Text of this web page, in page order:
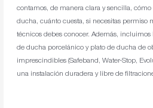
contamos, de manera clara y sencilla,
ducha, cuánto cuesta, si necesitas permiso
técnicos debes conocer. Además,
de ducha porcelánico y plato de ducha de
imprescindibles (Safeband, Water-Stop,
una instalación duradera y libre de